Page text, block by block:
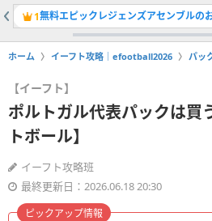
1
ホーム イーフト攻略｜efootball2026 パッ
【イーフト】
ポルトガル代表パックは買
トボール】
イーフト攻略班
最終更新日：2026.06.18 20:30
ピックアップ情報